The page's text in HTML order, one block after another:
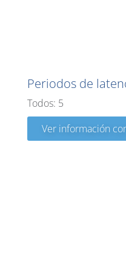
Periodos de
Todos: 5
Ver información